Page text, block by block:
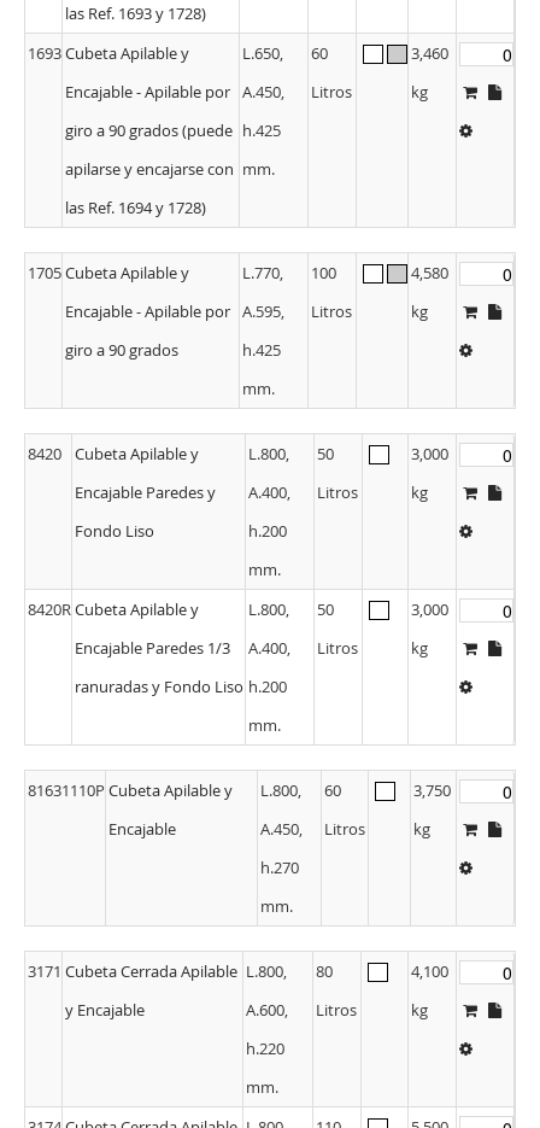
las Ref. 1693 y 1728)
1693Cubeta Apilable y
Encajable - Apilable por
giro a 90 grados (puede
apilarse y encajarse con
las Ref. 1694 y 1728)
L.650,
A.450,
h.425
mm.
60
Litros
3,460
kg
1705Cubeta Apilable y
Encajable - Apilable por
giro a 90 grados
L.770,
A.595,
h.425
mm.
100
Litros
4,580
kg
8420
Cubeta Apilable y
Encajable Paredes y
Fondo Liso
L.800,
A.400,
h.200
mm.
50
Litros
3,000
kg
8420R Cubeta Apilable y
Encajable Paredes 1/3
ranuradas y Fondo Liso
L.800,
A.400,
h.200
mm.
50
Litros
3,000
kg
81631110P Cubeta Apilable y
Encajable
L.800,
A.450,
h.270
mm.
60
Litros
3,750
kg
3171 Cubeta Cerrada Apilable
y Encajable
L.800,
A.600,
h.220
mm.
80
Litros
4,100
kg